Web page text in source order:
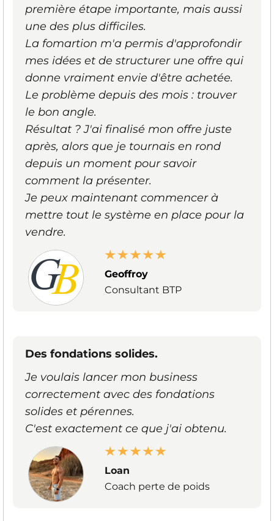
première étape importante, mais aussi
une des plus difficiles.
La fomartion m'a permis d'approfondir
mes idées et de structurer une offre qui
donne vraiment envie d'être achetée.
Le problème depuis des mois : trouver
le bon angle.
Résultat ? J'ai finalisé mon offre juste
après, alors que je tournais en rond
depuis un moment pour savoir
comment la présenter.
Je peux maintenant commencer à
mettre tout le système en place pour la
vendre.
Geoffroy
Consultant BTP
Des fondations solides.
Je voulais lancer mon business
correctement avec des fondations
solides et pérennes.
C'est exactement ce que j'ai obtenu.
Loan
Coach perte de poids